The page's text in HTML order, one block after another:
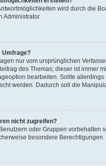
wird durch die
Administrator.
Umfrage?
nur vom ursprünglichen
des Themas; dieser ist immer
bearbeiten. Sollte
werden. Dadurch soll die
nicht zugreifen?
oder Gruppen
besondere